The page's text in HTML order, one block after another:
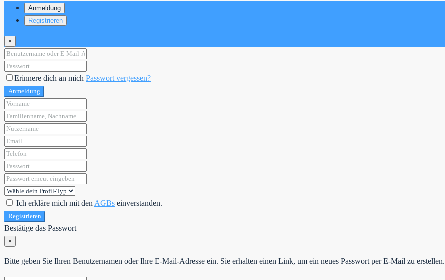
Anmeldung
Registrieren
×
Erinnere dich an mich Passwort vergessen?
Anmeldung
Ich erkläre mich mit den AGBs einverstanden.
Registrieren
Bestätige das Passwort
×
Bitte geben Sie Ihren Benutzernamen oder Ihre E-Mail-Adresse ein. Sie erhalten einen Link, um ein neues Passwort per E-Mail zu erstellen.